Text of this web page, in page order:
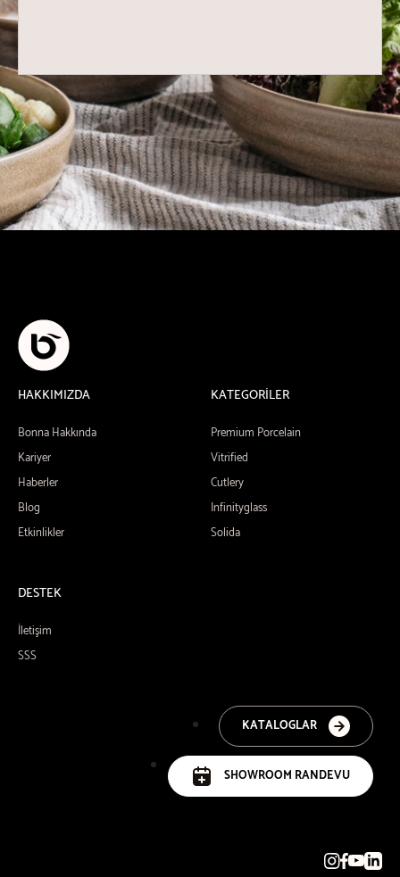
HAKKIMIZDA
Bonna Hakkında
Kariyer
Haberler
Blog
Etkinlikler
KATEGORİLER
Premium Porcelain
Vitrified
Cutlery
Infinityglass
Solida
DESTEK
İletişim
SSS
KATALOGLAR
SHOWROOM RANDEVU